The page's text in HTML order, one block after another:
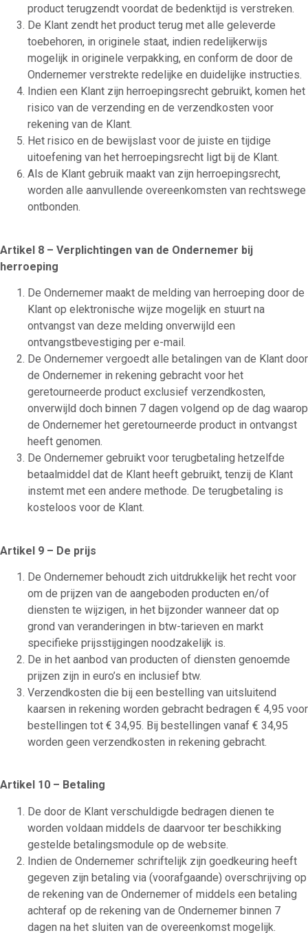
product terugzendt voordat de bedenktijd is verstreken.
De Klant zendt het product terug met alle geleverde
toebehoren, in originele staat, indien redelijkerwijs
mogelijk in originele verpakking, en conform de door de
Ondernemer verstrekte redelijke en duidelijke instructies.
Indien een Klant zijn herroepingsrecht gebruikt, komen het
risico van de verzending en de verzendkosten voor
rekening van de Klant.
Het risico en de bewijslast voor de juiste en tijdige
uitoefening van het herroepingsrecht ligt bij de Klant.
Als de Klant gebruik maakt van zijn herroepingsrecht,
worden alle aanvullende overeenkomsten van rechtswege
ontbonden.
Artikel 8 – Verplichtingen van de Ondernemer bij
herroeping
De Ondernemer maakt de melding van herroeping door de
Klant op elektronische wijze mogelijk en stuurt na
ontvangst van deze melding onverwijld een
ontvangstbevestiging per e-mail.
De Ondernemer vergoedt alle betalingen van de Klant door
de Ondernemer in rekening gebracht voor het
geretourneerde product exclusief verzendkosten,
onverwijld doch binnen 7 dagen volgend op de dag waarop
de Ondernemer het geretourneerde product in ontvangst
heeft genomen.
De Ondernemer gebruikt voor terugbetaling hetzelfde
betaalmiddel dat de Klant heeft gebruikt, tenzij de Klant
instemt met een andere methode. De terugbetaling is
kosteloos voor de Klant.
Artikel 9 – De prijs
De Ondernemer behoudt zich uitdrukkelijk het recht voor
om de prijzen van de aangeboden producten en/of
diensten te wijzigen, in het bijzonder wanneer dat op
grond van veranderingen in btw-tarieven en markt
specifieke prijsstijgingen noodzakelijk is.
De in het aanbod van producten of diensten genoemde
prijzen zijn in euro’s en inclusief btw.
Verzendkosten die bij een bestelling van uitsluitend
kaarsen in rekening worden gebracht bedragen € 4,95 voor
bestellingen tot € 34,95. Bij bestellingen vanaf € 34,95
worden geen verzendkosten in rekening gebracht.
Artikel 10 – Betaling
De door de Klant verschuldigde bedragen dienen te
worden voldaan middels de daarvoor ter beschikking
gestelde betalingsmodule op de website.
Indien de Ondernemer schriftelijk zijn goedkeuring heeft
gegeven zijn betaling via (voorafgaande) overschrijving op
de rekening van de Ondernemer of middels een betaling
achteraf op de rekening van de Ondernemer binnen 7
dagen na het sluiten van de overeenkomst mogelijk.